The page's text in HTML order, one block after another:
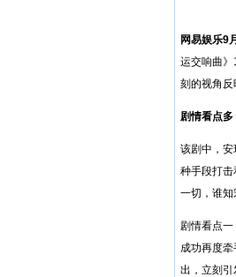
网易娱乐9
运交响曲
刻的视角反
剧情看点
该剧中，
种手段打
一切，谁知
剧情看点
成功再度
出，立刻引